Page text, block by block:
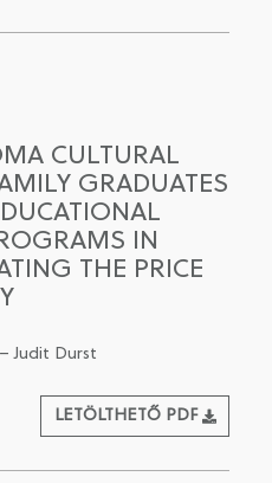
CULTURAL
GRADUATES
IN
THE PRICE
Judit Durst
LETÖLTHETŐ PDF